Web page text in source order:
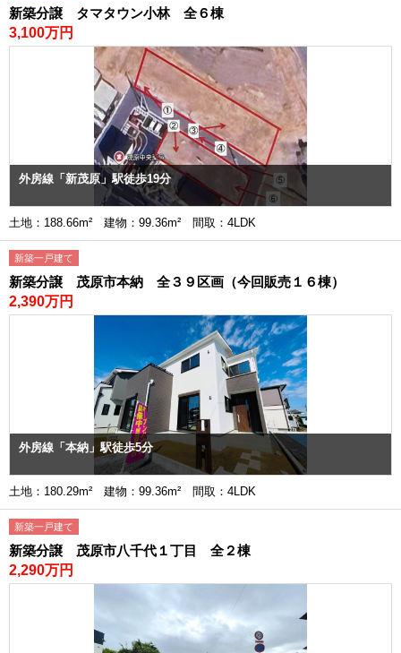
新築分譲 タマタウン小林 全６棟
3,100万円
外房線「新茂原」駅徒歩19分
土地：188.66m² 建物：99.36m² 間取：4LDK
新築一戸建て
新築分譲 茂原市本納 全３９区画（今回販売１６棟）
2,390万円
外房線「本納」駅徒歩5分
土地：180.29m² 建物：99.36m² 間取：4LDK
新築一戸建て
新築分譲 茂原市八千代１丁目 全２棟
2,290万円